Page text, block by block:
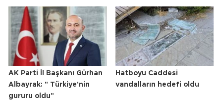
AK Parti İl Başkanı Gürhan
Albayrak: " Türkiye'nin
gururu oldu"
Hatboyu Caddesi
vandalların hedefi oldu